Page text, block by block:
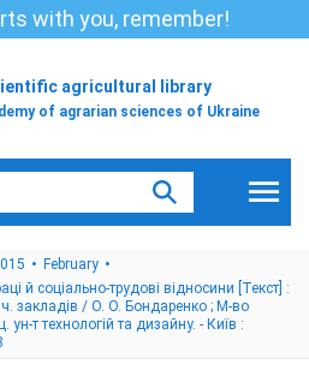
with you, remember!
agricultural library
of agrarian sciences of Ukraine
February
й соціально-трудові відносини [Текст] :
закладів / О. О. Бондаренко ; М-во
ун-т технологій та дизайну. - Київ :